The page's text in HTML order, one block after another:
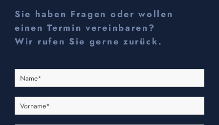
Sie haben Fragen oder wollen
einen Termin vereinbaren?
Wir rufen Sie gerne zurück.